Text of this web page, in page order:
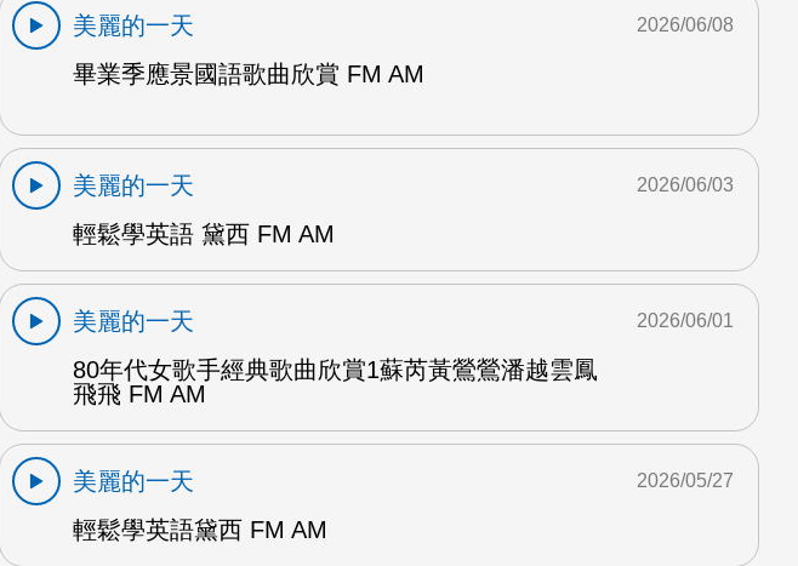
美麗的一天
畢業季應景國語歌曲欣賞 FM AM
2026/06/08
美麗的一天
輕鬆學英語 黛西 FM AM
2026/06/03
美麗的一天
80年代女歌手經典歌曲欣賞1蘇芮黃鶯鶯潘越雲鳳
飛飛 FM AM
2026/06/01
美麗的一天
輕鬆學英語黛西 FM AM
2026/05/27